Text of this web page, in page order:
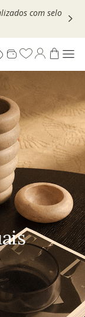
useMOVEL30,